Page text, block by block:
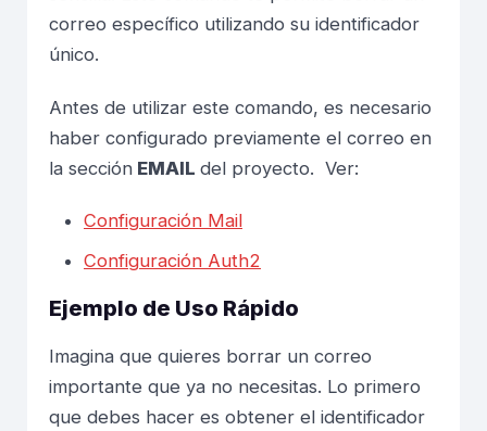
correo específico utilizando su identificador
único.
Antes de utilizar este comando, es necesario
haber configurado previamente el correo en
la sección EMAIL del proyecto. Ver:
Configuración Mail
Configuración Auth2
Ejemplo de Uso Rápido
Imagina que quieres borrar un correo
importante que ya no necesitas. Lo primero
que debes hacer es obtener el identificador